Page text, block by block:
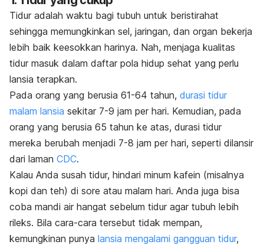
Tidur adalah waktu bagi tubuh untuk beristirahat
sehingga memungkinkan sel, jaringan, dan organ bekerja
lebih baik keesokkan harinya. Nah, menjaga kualitas
tidur masuk dalam daftar pola hidup sehat yang perlu
lansia terapkan.
Pada orang yang berusia 61-64 tahun, durasi tidur
malam lansia sekitar 7-9 jam per hari. Kemudian, pada
orang yang berusia 65 tahun ke atas, durasi tidur
mereka berubah menjadi 7-8 jam per hari, seperti dilansir
dari laman CDC.
Kalau Anda susah tidur, hindari minum kafein (misalnya
kopi dan teh) di sore atau malam hari. Anda juga bisa
coba mandi air hangat sebelum tidur agar tubuh lebih
rileks. Bila cara-cara tersebut tidak mempan,
kemungkinan punya lansia mengalami gangguan tidur,